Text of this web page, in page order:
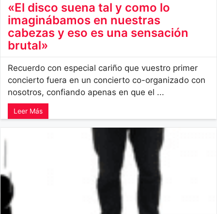
«El disco suena tal y como lo
imaginábamos en nuestras
cabezas y eso es una sensación
brutal»
Recuerdo con especial cariño que vuestro primer
concierto fuera en un concierto co-organizado con
nosotros, confiando apenas en que el ...
Leer Más